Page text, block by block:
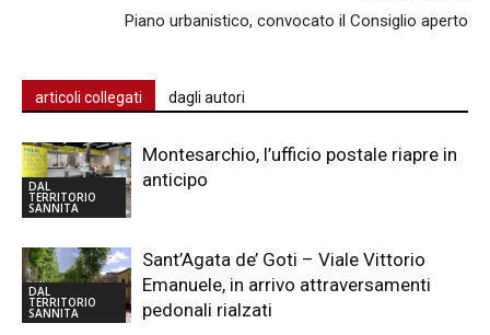
Piano urbanistico, convocato il Consiglio aperto
articoli collegati dagli autori
DAL
TERRITORIO
SANNITA
Montesarchio, l’ufficio postale riapre in
anticipo
DAL
TERRITORIO
SANNITA
Sant’Agata de’ Goti – Viale Vittorio
Emanuele, in arrivo attraversamenti
pedonali rialzati